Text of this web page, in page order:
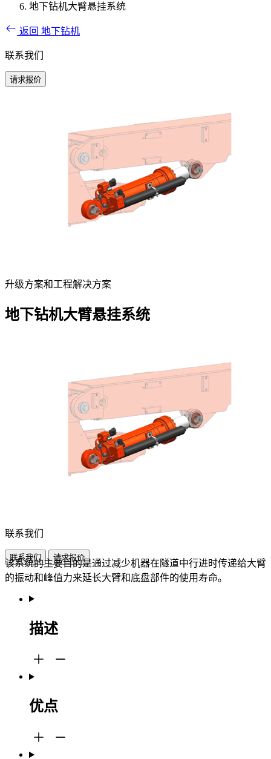
地下钻机大臂悬挂系统
返回 地下钻机
联系我们
请求报价
升级方案和工程解决方案
地下钻机大臂悬挂系统
联系我们
联系我们 请求报价
该系统的主要目的是通过减少机器在隧道中行进时传递给大臂
的振动和峰值力来延长大臂和底盘部件的使用寿命。
描述
优点